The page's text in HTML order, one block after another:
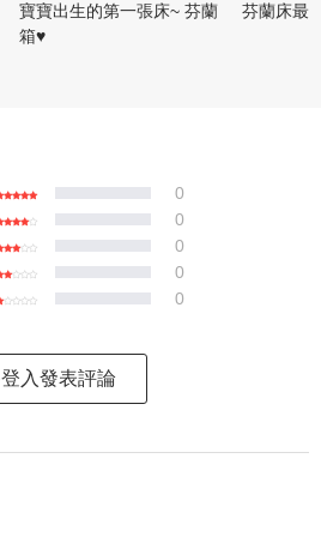
寶寶出生的第一張床~ 芬蘭
箱♥️
芬蘭床最
0
0
0
0
0
登入發表評論